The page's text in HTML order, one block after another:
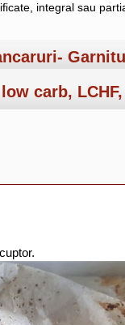
integral sau
carb,